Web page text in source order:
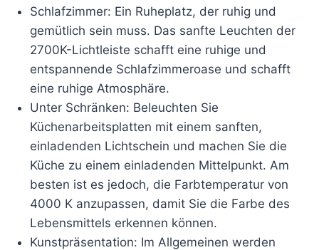
Schlafzimmer: Ein Ruheplatz, der ruhig und
gemütlich sein muss. Das sanfte Leuchten der
2700K-Lichtleiste schafft eine ruhige und
entspannende Schlafzimmeroase und schafft
eine ruhige Atmosphäre.
Unter Schränken: Beleuchten Sie
Küchenarbeitsplatten mit einem sanften,
einladenden Lichtschein und machen Sie die
Küche zu einem einladenden Mittelpunkt. Am
besten ist es jedoch, die Farbtemperatur von
4000 K anzupassen, damit Sie die Farbe des
Lebensmittels erkennen können.
Kunstpräsentation: Im Allgemeinen werden